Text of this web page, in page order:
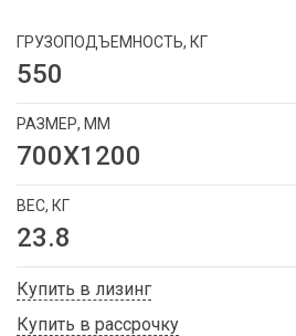
ГРУЗОПОДЪЕМНОСТЬ, КГ
550
РАЗМЕР, ММ
700X1200
ВЕС, КГ
23.8
Купить в лизинг
Купить в рассрочку